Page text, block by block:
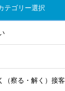
テゴリー選択
察る・解く）接客